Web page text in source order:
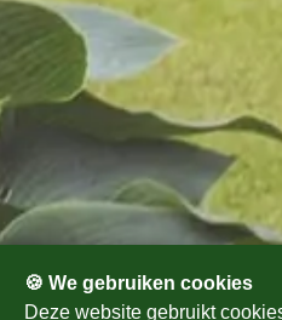
Aantrekkelijke
Jaarrond een
Altijd een
Diepgaande
tuinstijlen
Zakelijk en particulier
Professioneel advies
🍪 We gebruiken cookies
Deze website gebruikt